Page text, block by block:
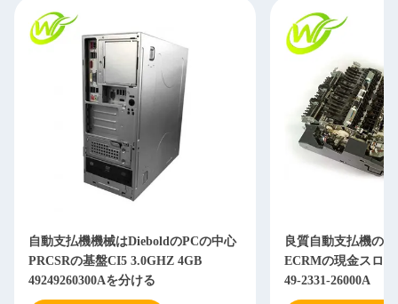
自動支払機機械はDieboldのPCの中心
PRCSRの基盤CI5 3.0GHZ 4GB
49249260300Aを分ける
良質自動支払機の
ECRMの現金スロッ
49-2331-26000A